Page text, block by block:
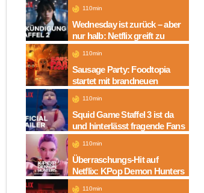
110min
Wednesday ist zurück – aber
nur halb: Netflix greift zu
neuem Serien-Trick
110min
Sausage Party: Foodtopia
startet mit brandneuen
Folgen auf Amazon
110min
Squid Game Staffel 3 ist da
und hinterlässt fragende Fans
110min
Überraschungs-Hit auf
Netflix: KPop Demon Hunters
110min